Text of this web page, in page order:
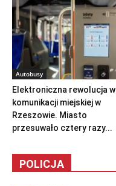
Autobusy
Elektroniczna rewolucja w
komunikacji miejskiej w
Rzeszowie. Miasto
przesuwało cztery razy...
POLICJA